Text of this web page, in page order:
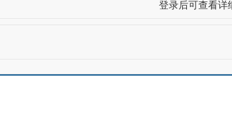
登录后可查看详